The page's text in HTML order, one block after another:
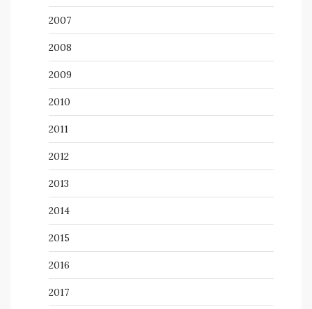
2007
2008
2009
2010
2011
2012
2013
2014
2015
2016
2017